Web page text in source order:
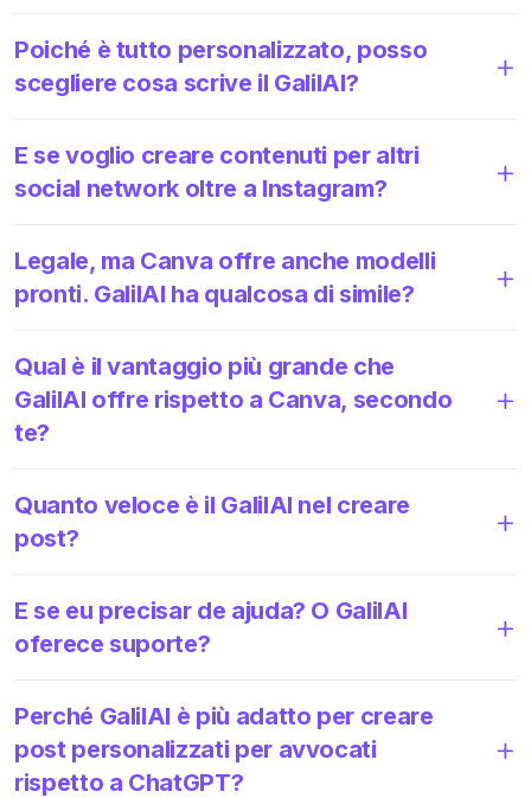
Poiché è tutto personalizzato, posso
scegliere cosa scrive il GalilAI?
E se voglio creare contenuti per altri
social network oltre a Instagram?
Legale, ma Canva offre anche modelli
pronti. GalilAI ha qualcosa di simile?
Qual è il vantaggio più grande che
GalilAI offre rispetto a Canva, secondo
te?
Quanto veloce è il GalilAI nel creare
post?
E se eu precisar de ajuda? O GalilAI
oferece suporte?
Perché GalilAI è più adatto per creare
post personalizzati per avvocati
rispetto a ChatGPT?